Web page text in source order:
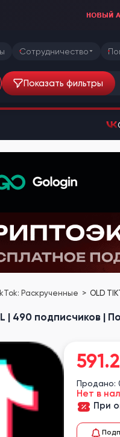
Сотрудничество
Показать фильтры
Раскрученные OLD
| 490 подписчиков
Продано:
Нет в
При